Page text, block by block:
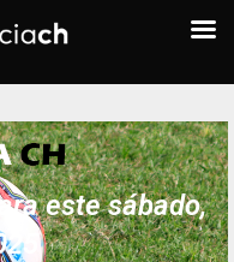
este sábado,